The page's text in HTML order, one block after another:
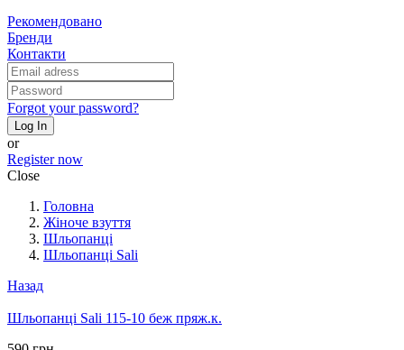
Рекомендовано
Бренди
Контакти
Forgot your password?
Log In
or
Register now
Close
Головна
Жіноче взуття
Шльопанці
Шльопанці Sali
Назад
Шльопанці Sali 115-10 беж пряж.к.